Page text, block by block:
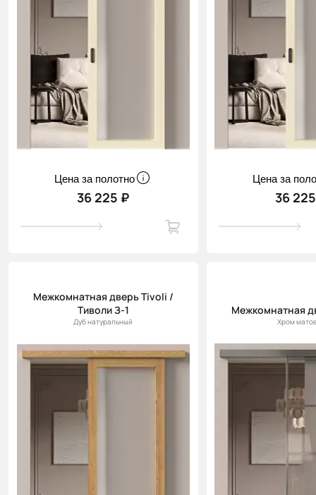
Цена за полотно
36 225 ₽
Цена за
36
Межкомнатная дверь Tivoli /
Тиволи З-1
Дуб натуральный
Межкомнатная
Хром